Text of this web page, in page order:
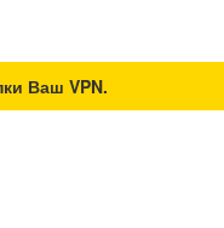
Ваш VPN.